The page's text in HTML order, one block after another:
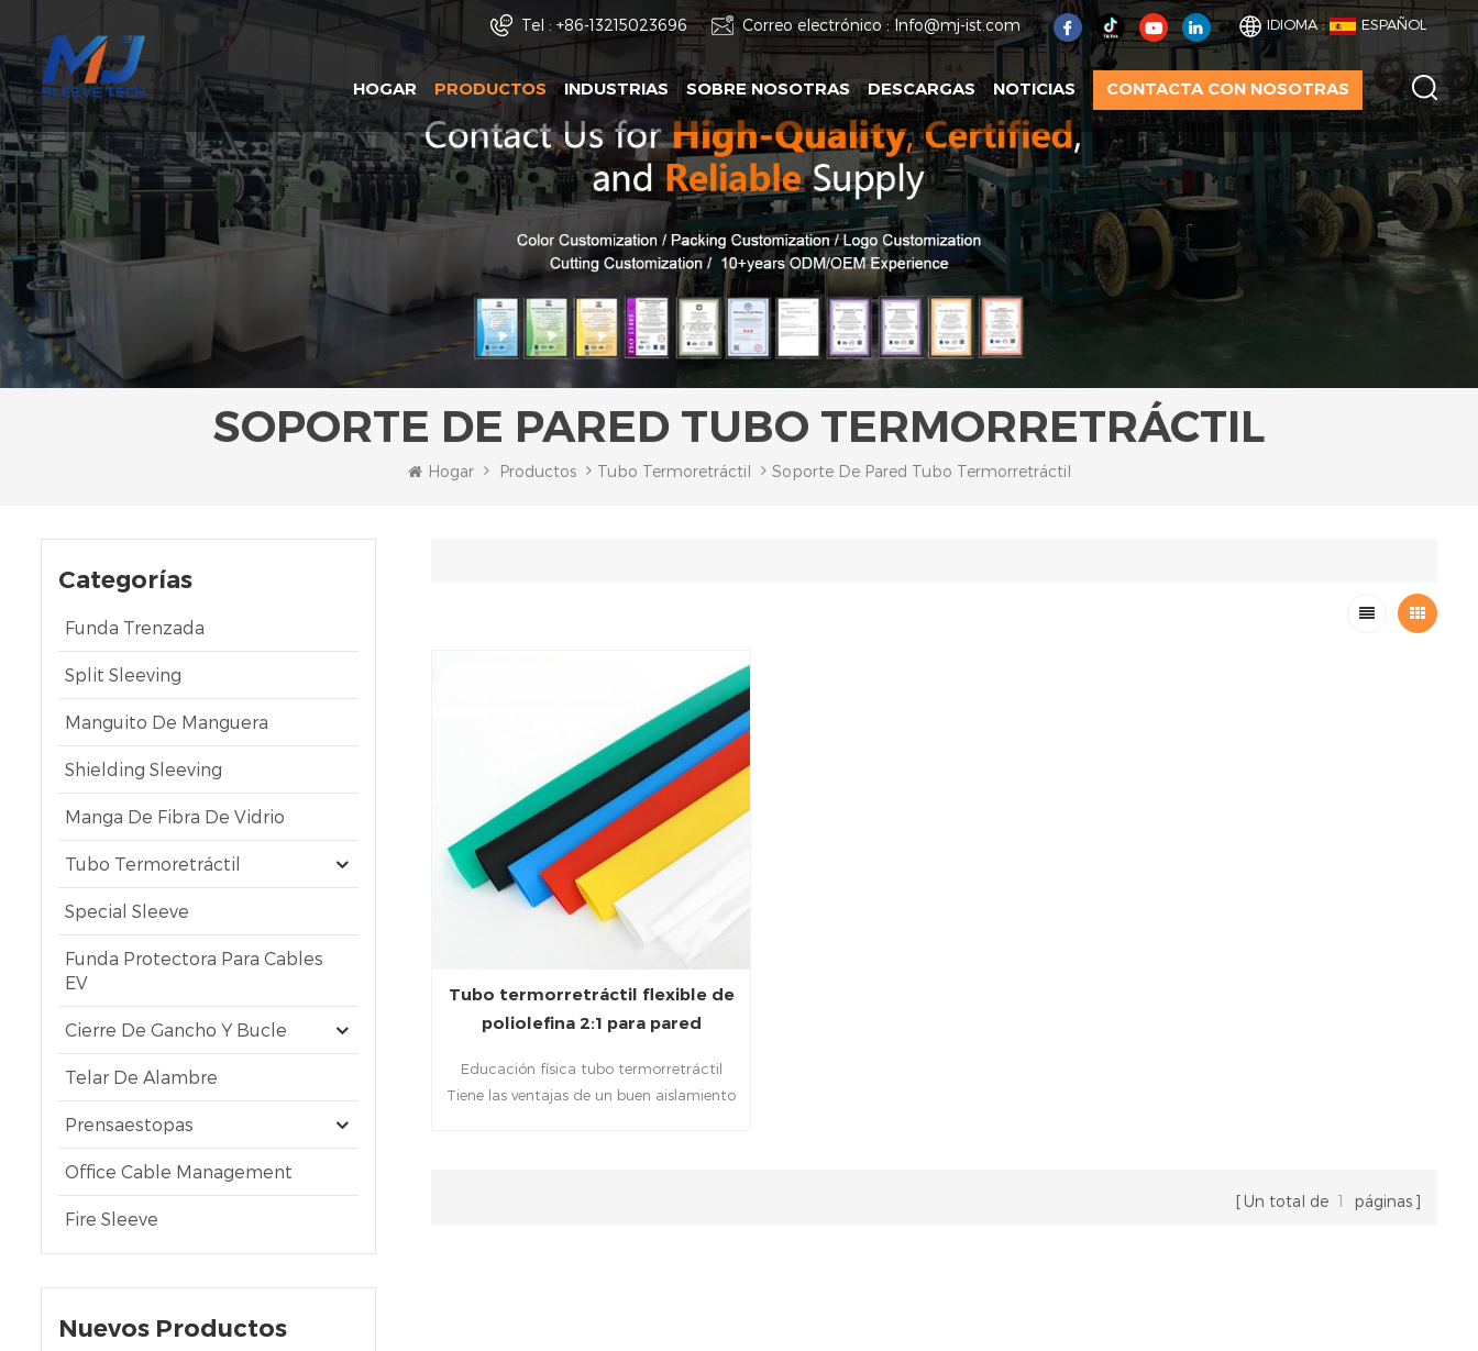
IDIOMA : ESPAÑOL
Tel : +86-13215023696 Correo electrónico :Info@mj-ist.com
HOGAR PRODUCTOS INDUSTRIAS SOBRE NOSOTRAS DESCARGAS NOTICIAS CONTACTA CON NOSOTRAS
SOPORTE DE PARED TUBO TERMORRETRÁCTIL
Hogar Productos Tubo Termoretráctil Soporte De Pared Tubo Termorretráctil
Categorías
Funda Trenzada
Split Sleeving
Manguito De Manguera
Shielding Sleeving
Manga De Fibra De Vidrio
Tubo Termoretráctil
Special Sleeve
Funda Protectora Para Cables
EV
Cierre De Gancho Y Bucle
Telar De Alambre
Prensaestopas
Office Cable Management
Fire Sleeve
Nuevos Productos
Tubo termorretráctil flexible de
poliolefina 2:1 para pared
Educación física tubo termorretráctil
Tiene las ventajas de un buen aislamiento
Un total de 1 páginas